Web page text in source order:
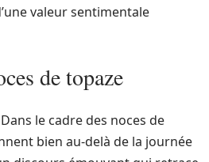
valeur sentimentale
de topaze
le cadre des noces de
bien au-delà de la journée